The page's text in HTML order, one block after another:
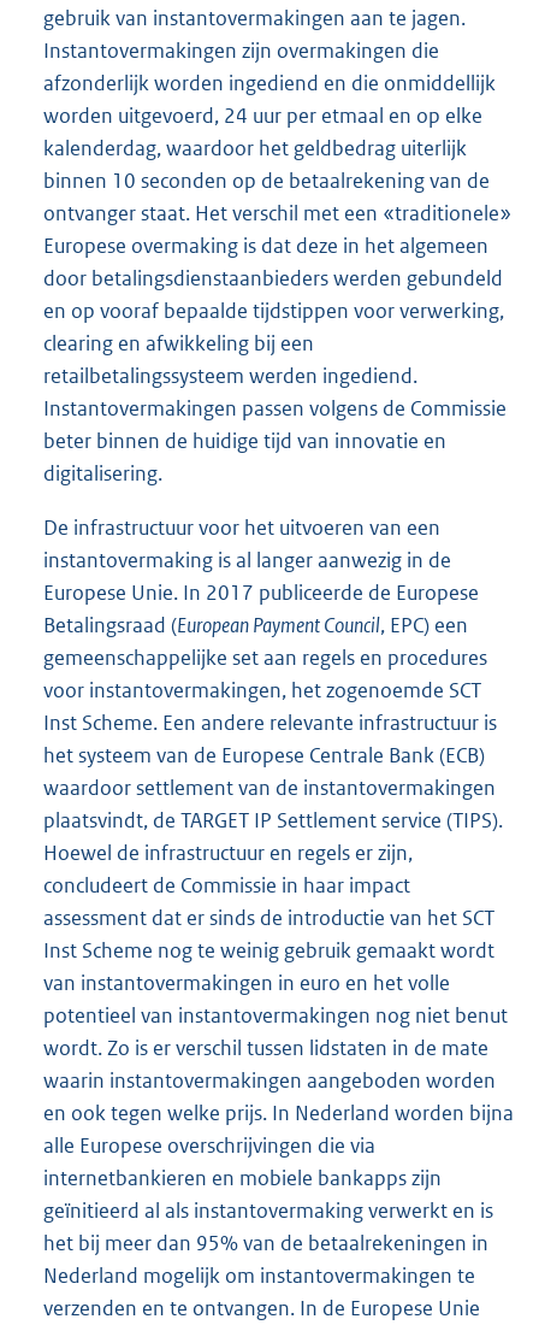
gebruik van instantovermakingen aan te jagen.
Instantovermakingen zijn overmakingen die
afzonderlijk worden ingediend en die onmiddellijk
worden uitgevoerd, 24 uur per etmaal en op elke
kalenderdag, waardoor het geldbedrag uiterlijk
binnen 10 seconden op de betaalrekening van de
ontvanger staat. Het verschil met een «traditionele»
Europese overmaking is dat deze in het algemeen
door betalingsdienstaanbieders werden gebundeld
en op vooraf bepaalde tijdstippen voor verwerking,
clearing en afwikkeling bij een
retailbetalingssysteem werden ingediend.
Instantovermakingen passen volgens de Commissie
beter binnen de huidige tijd van innovatie en
digitalisering.
De infrastructuur voor het uitvoeren van een
instantovermaking is al langer aanwezig in de
Europese Unie. In 2017 publiceerde de Europese
Betalingsraad (European Payment Council, EPC) een
gemeenschappelijke set aan regels en procedures
voor instantovermakingen, het zogenoemde SCT
Inst Scheme. Een andere relevante infrastructuur is
het systeem van de Europese Centrale Bank (ECB)
waardoor settlement van de instantovermakingen
plaatsvindt, de TARGET IP Settlement service (TIPS).
Hoewel de infrastructuur en regels er zijn,
concludeert de Commissie in haar impact
assessment dat er sinds de introductie van het SCT
Inst Scheme nog te weinig gebruik gemaakt wordt
van instantovermakingen in euro en het volle
potentieel van instantovermakingen nog niet benut
wordt. Zo is er verschil tussen lidstaten in de mate
waarin instantovermakingen aangeboden worden
en ook tegen welke prijs. In Nederland worden bijna
alle Europese overschrijvingen die via
internetbankieren en mobiele bankapps zijn
geïnitieerd al als instantovermaking verwerkt en is
het bij meer dan 95% van de betaalrekeningen in
Nederland mogelijk om instantovermakingen te
verzenden en te ontvangen. In de Europese Unie